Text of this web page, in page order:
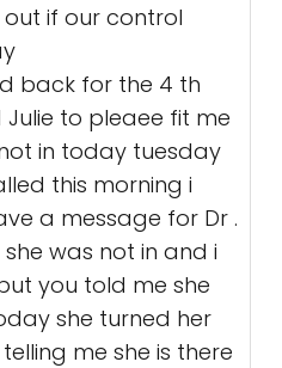
if our control
back for the 4 th
Julie to pleaee fit me
in today tuesday
this morning i
a message for Dr .
was not in and i
you told me she
she turned her
me she is there